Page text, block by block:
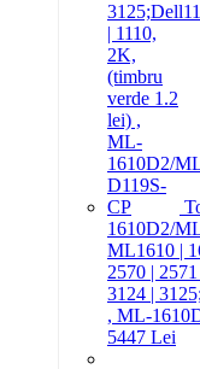
1610D2/
ML1610 |
2570 |
3124 |
, ML-
5447 Lei